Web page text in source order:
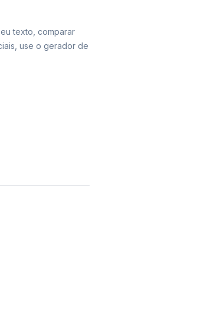
texto, comparar
use o gerador de